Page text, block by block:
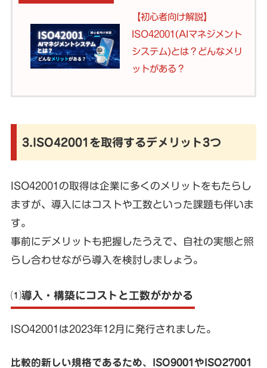
【初心者向け解説】
ISO42001(AIマネジメント
システム)とは？どんなメリ
ットがある？
3.ISO42001を取得するデメリット3つ
ISO42001の取得は企業に多くのメリットをもたらし
ますが、導入にはコストや工数といった課題も伴いま
す。
事前にデメリットも把握したうえで、自社の実態と照
らし合わせながら導入を検討しましょう。
⑴導入・構築にコストと工数がかかる
ISO42001は2023年12月に発行されました。
比較的新しい規格であるため、ISO9001やISO27001